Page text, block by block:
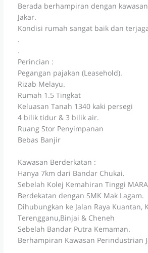
Berada berhampiran dengan
Jakar.
Kondisi rumah sangat baik dan
.
.
Perincian :
Pegangan pajakan (Leasehold).
Rizab Melayu.
Rumah 1.5 Tingkat
Keluasan Tanah 1340 kaki persegi
4 bilik tidur & 3 bilik air.
Ruang Stor Penyimpanan
Bebas Banjir
Kawasan Berderkatan :
Hanya 7km dari Bandar Chukai.
Sebelah Kolej Kemahiran Tinggi
Berdekatan dengan SMK Mak Lagam.
Dihubungkan ke Jalan Raya Kuantan,
Terengganu,Binjai & Cheneh
Sebelah Bandar Putra Kemaman.
Berhampiran Kawasan Perindustrian